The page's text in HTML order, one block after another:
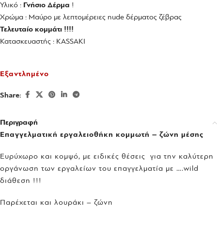
Υλικό : Γνήσιο Δέρμα !
Χρώμα : Μαύρο με λεπτομέρειες nude δέρματος ζέβρας
Τελευταίο κομμάτι !!!!
Κατασκευαστής : KASSAKI
Εξαντλημένο
Share:
Περιγραφή
Eπαγγελματική εργαλειοθήκη κομμωτή – ζώνη μέσης
Ευρύχωρο και κομψό, με ειδικές θέσεις για την καλύτερη
οργάνωση των εργαλείων του επαγγελματία με ….wild
διάθεση !!!
Παρέχεται και λουράκι – ζώνη